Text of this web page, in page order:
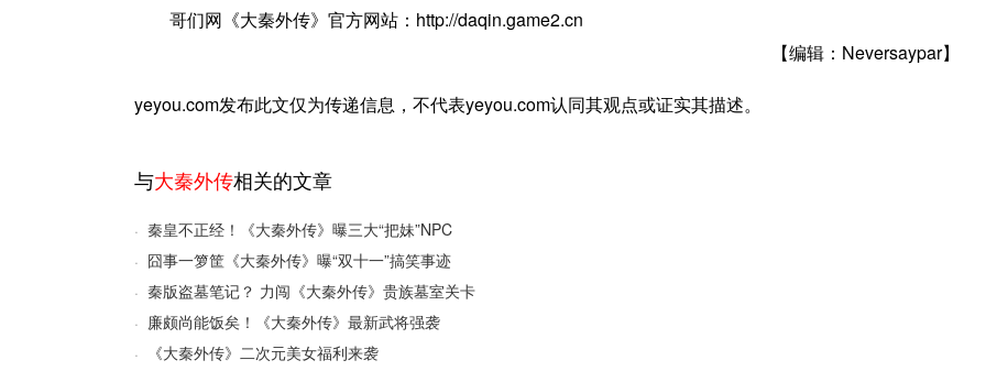
哥们网《大秦外传》官方网站：http://daqin.game2.cn
【编辑：Neversaypar】
yeyou.com发布此文仅为传递信息，不代表yeyou.com认同其观点或证实其描述。
与大秦外传相关的文章
· 秦皇不正经！《大秦外传》曝三大“把妹”NPC
· 囧事一箩筐《大秦外传》曝“双十一”搞笑事迹
· 秦版盗墓笔记？ 力闯《大秦外传》贵族墓室关卡
· 廉颇尚能饭矣！《大秦外传》最新武将强袭
·
《大秦外传》二次元美女福利来袭